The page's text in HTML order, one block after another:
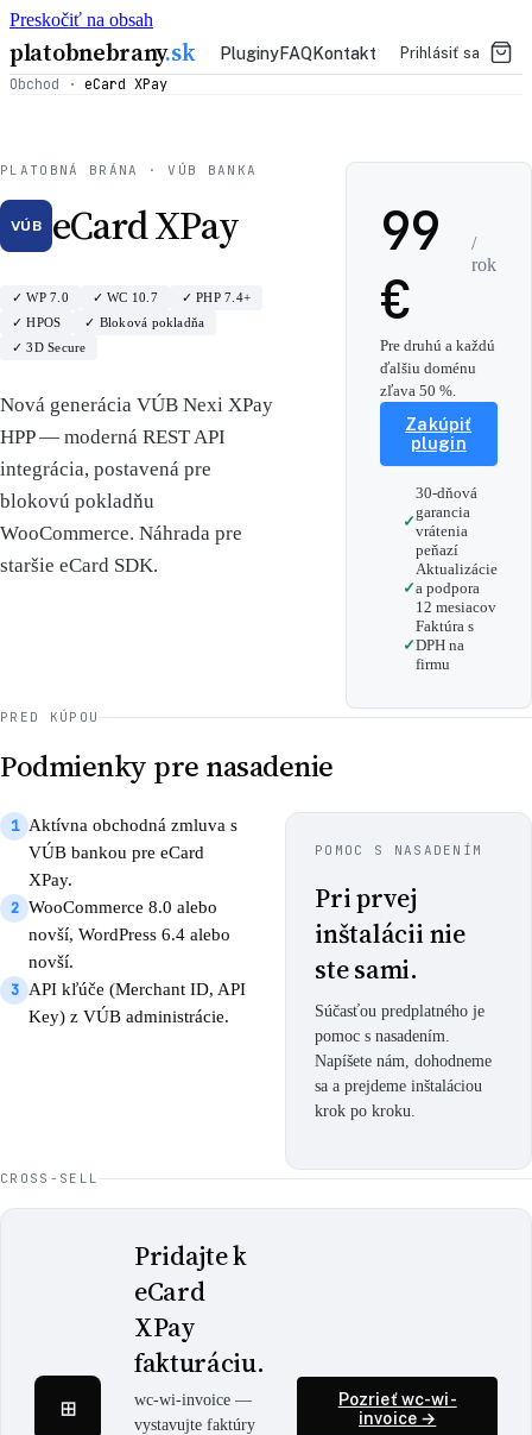
Preskočiť na obsah
platobnebrany.sk PluginyFAQKontakt Prihlásiť sa
Obchod · eCard XPay
PLATOBNÁ BRÁNA · VÚB BANKA
VÚB eCard XPay
✓ WP 7.0 ✓ WC 10.7
✓ PHP 7.4+
✓ HPOS
✓ Bloková pokladňa
✓ 3D Secure
Nová generácia VÚB Nexi XPay
HPP — moderná REST API
integrácia, postavená pre
blokovú pokladňu
WooCommerce. Náhrada pre
staršie eCard SDK.
99
€
/
rok
Pre druhú a každú
ďalšiu doménu
zľava 50 %.
Zakúpiť
plugin
30-dňová
garancia
vrátenia
peňazí
Aktualizácie
a podpora
12 mesiacov
Faktúra s
DPH na
firmu
PRED KÚPOU
Podmienky pre nasadenie
1 Aktívna obchodná zmluva s
VÚB bankou pre eCard
XPay.
2 WooCommerce 8.0 alebo
novší, WordPress 6.4 alebo
novší.
3 API kľúče (Merchant ID, API
Key) z VÚB administrácie.
POMOC S NASADENÍM
Pri prvej
inštalácii nie
ste sami.
Súčasťou predplatného je
pomoc s nasadením.
Napíšete nám, dohodneme
sa a prejdeme inštaláciou
krok po kroku.
CROSS-SELL
⊞
Pridajte k
eCard
XPay
fakturáciu.
wc-wi-invoice —
vystavujte faktúry
Pozrieť wc-wi-
invoice →